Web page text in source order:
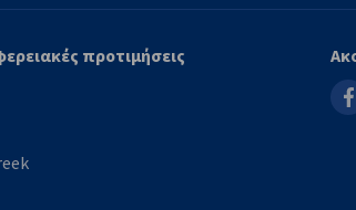
προτιμήσεις